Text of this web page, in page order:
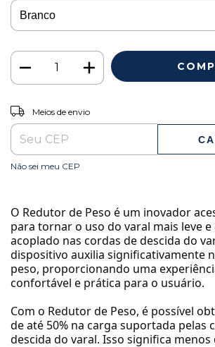
Entregas para o CEP:
Meios de envio
Não sei meu CEP
O Redutor de Peso é um inovador
para tornar o uso do varal mais leve
acoplado nas cordas de descida do
dispositivo auxilia significativamente
peso, proporcionando uma
confortável e prática para o usuário.
Com o Redutor de Peso, é possível
de até 50% na carga suportada pelas
descida do varal. Isso significa menos